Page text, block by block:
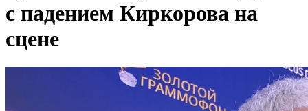
с падением Киркорова на
сцене